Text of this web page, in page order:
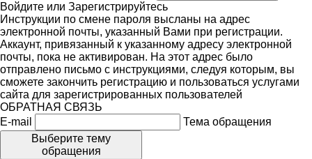
Войдите или Зарегистрируйтесь
Инструкции по смене пароля высланы на адрес
электронной почты, указанный Вами при регистрации.
Аккаунт, привязанный к указанному адресу электронной
почты, пока не активирован. На этот адрес было
отправлено письмо с инструкциями, следуя которым, вы
сможете закончить регистрацию и пользоваться услугами
сайта для зарегистрированных пользователей
ОБРАТНАЯ СВЯЗЬ
E-mail
Тема обращения
Выберите тему
обращения